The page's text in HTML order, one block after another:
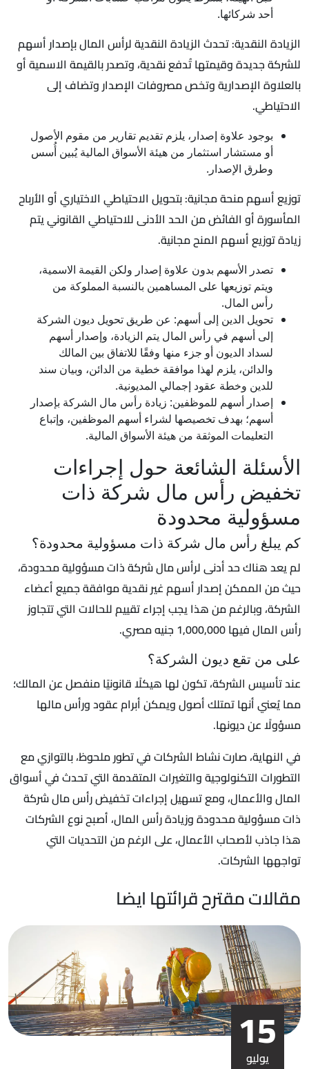
أحد شركائها.
الزيادة النقدية: تحدث الزيادة النقدية لرأس المال بإصدار أسهم
للشركة جديدة وقيمتها تُدفع نقدية، وتصدر بالقيمة الاسمية أو
بالعلاوة الإصدارية وتخص مصروفات الإصدار وتضاف إلى
الاحتياطي.
بوجود علاوة إصدار، يلزم تقديم تقارير من مقوم الأصول
أو مستشار استثمار من هيئة الأسواق المالية يُبين أُسس
وطرق الإصدار.
توزيع أسهم منحة مجانية: بتحويل الاحتياطي الاختياري أو الأرباح
المأسورة أو الفائض من الحد الأدنى للاحتياطي القانوني يتم
زيادة توزيع أسهم المنح مجانية.
تصدر الأسهم بدون علاوة إصدار ولكن القيمة الاسمية،
ويتم توزيعها على المساهمين بالنسبة المملوكة من
رأس المال.
تحويل الدين إلى أسهم: عن طريق تحويل ديون الشركة
إلى أسهم في رأس المال يتم الزيادة، وإصدار أسهم
لسداد الديون أو جزء منها وفقًا للاتفاق بين المالك
والدائن، يلزم لهذا موافقة خطية من الدائن، وبيان سند
للدين وخطة عقود إجمالي المديونية.
إصدار أسهم للموظفين: زيادة رأس مال الشركة بإصدار
أسهم؛ بهدف تخصيصها لشراء أسهم الموظفين، وإتباع
التعليمات الموثقة من هيئة الأسواق المالية.
الأسئلة الشائعة حول إجراءات
تخفيض رأس مال شركة ذات
مسؤولية محدودة
كم يبلغ رأس مال شركة ذات مسؤولية محدودة؟
لم يعد هناك حد أدنى لرأس مال شركة ذات مسؤولية محدودة،
حيث من الممكن إصدار أسهم غير نقدية موافقة جميع أعضاء
الشركة، وبالرغم من هذا يجب إجراء تقييم للحالات التي تتجاوز
رأس المال فيها 1,000,000 جنيه مصري.
على من تقع ديون الشركة؟
عند تأسيس الشركة، تكون لها هيكلًا قانونيًا منفصل عن المالك؛
مما يُعني أنها تمتلك أصول ويمكن أبرام عقود ورأس مالها
مسؤولًا عن ديونها.
في النهاية، صارت نشاط الشركات في تطور ملحوظ، بالتوازي مع
التطورات التكنولوجية والتغيرات المتقدمة التي تحدث في أسواق
المال والأعمال، ومع تسهيل إجراءات تخفيض رأس مال شركة
ذات مسؤولية محدودة وزيادة رأس المال، أصبح نوع الشركات
هذا جاذب لأصحاب الأعمال، على الرغم من التحديات التي
تواجهها الشركات.
مقالات مقترح قرائتها ايضا
15
يوليو